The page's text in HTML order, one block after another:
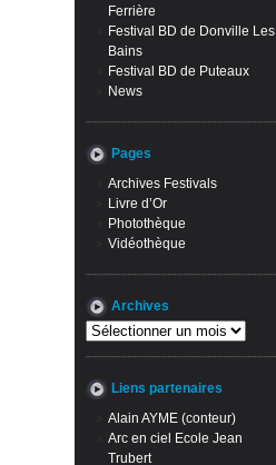
Ferrière
Festival BD de Donville Les
Bains
Festival BD de Puteaux
News
Pages
Archives Festivals
Livre d’Or
Photothèque
Vidéothèque
Archives
Archives
Liens partenaires
Alain AYME (conteur)
Arc en ciel Ecole Jean
Trubert